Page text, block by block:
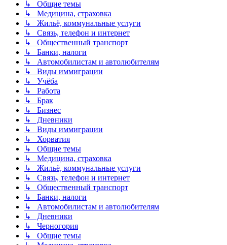
↳ Общие темы
↳ Медицина, страховка
↳ Жильё, коммунальные услуги
↳ Связь, телефон и интернет
↳ Общественный транспорт
↳ Банки, налоги
↳ Автомобилистам и автолюбителям
↳ Виды иммиграции
↳ Учёба
↳ Работа
↳ Брак
↳ Бизнес
↳ Дневники
↳ Виды иммиграции
↳ Хорватия
↳ Общие темы
↳ Медицина, страховка
↳ Жильё, коммунальные услуги
↳ Связь, телефон и интернет
↳ Общественный транспорт
↳ Банки, налоги
↳ Автомобилистам и автолюбителям
↳ Дневники
↳ Черногория
↳ Общие темы